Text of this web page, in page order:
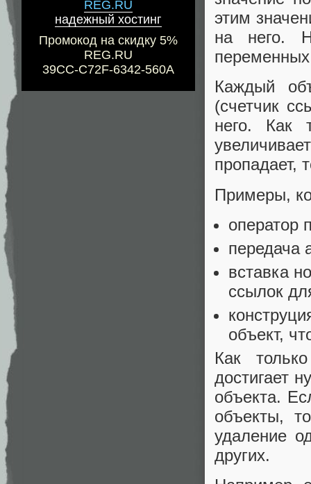
REG.RU
надежный хостинг
Промокод на скидку 5%
REG.RU
39CC-C72F-6342-560A
этим
на него.
Каждый
(счетчик
него. Как
пропадает,
Примеры,
оператор
передача
вставка
ссылок
объект,
Как
достигает
объекта.
объекты,
удаление
других.